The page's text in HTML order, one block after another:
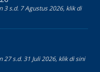
s.d. 7 Agustus 2026, klik di
s.d. 31 Juli 2026, klik di sini